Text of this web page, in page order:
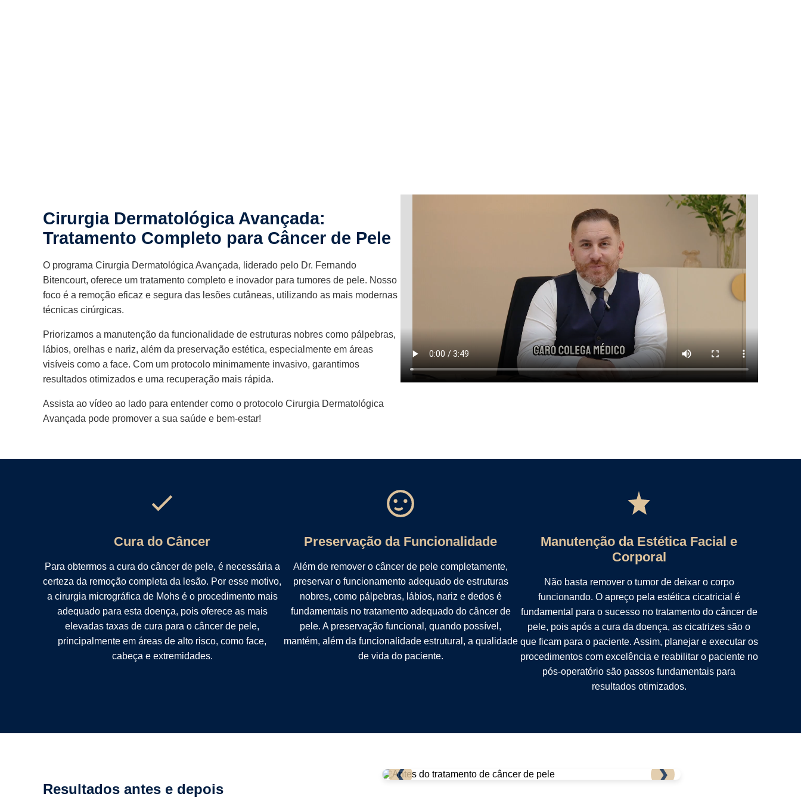
Cirurgia Dermatológica Avançada:
Tratamento Completo para Câncer de Pele
O programa Cirurgia Dermatológica Avançada, liderado pelo Dr. Fernando
Bitencourt, oferece um tratamento completo e inovador para tumores de pele. Nosso
foco é a remoção eficaz e segura das lesões cutâneas, utilizando as mais modernas
técnicas cirúrgicas.
Priorizamos a manutenção da funcionalidade de estruturas nobres como pálpebras,
lábios, orelhas e nariz, além da preservação estética, especialmente em áreas
visíveis como a face. Com um protocolo minimamente invasivo, garantimos
resultados otimizados e uma recuperação mais rápida.
Assista ao vídeo ao lado para entender como o protocolo Cirurgia Dermatológica
Avançada pode promover a sua saúde e bem-estar!
Cura do Câncer
Para obtermos a cura do câncer de pele, é necessária a
certeza da remoção completa da lesão. Por esse motivo,
a cirurgia micrográfica de Mohs é o procedimento mais
adequado para esta doença, pois oferece as mais
elevadas taxas de cura para o câncer de pele,
principalmente em áreas de alto risco, como face,
cabeça e extremidades.
Preservação da Funcionalidade
Além de remover o câncer de pele completamente,
preservar o funcionamento adequado de estruturas
nobres, como pálpebras, lábios, nariz e dedos é
fundamentais no tratamento adequado do câncer de
pele. A preservação funcional, quando possível,
mantém, além da funcionalidade estrutural, a qualidade
de vida do paciente.
Manutenção da Estética Facial e
Corporal
Não basta remover o tumor de deixar o corpo
funcionando. O apreço pela estética cicatricial é
fundamental para o sucesso no tratamento do câncer de
pele, pois após a cura da doença, as cicatrizes são o
que ficam para o paciente. Assim, planejar e executar os
procedimentos com excelência e reabilitar o paciente no
pós-operatório são passos fundamentais para
resultados otimizados.
Resultados antes e depois
❮ ❯